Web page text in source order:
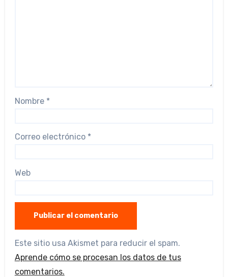
Nombre *
Correo electrónico *
Web
Este sitio usa Akismet para reducir el spam.
Aprende cómo se procesan los datos de tus
comentarios.